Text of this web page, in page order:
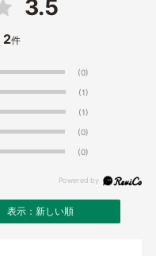
3.5
2件
(0)
(1)
(1)
(0)
(0)
表示：新しい順